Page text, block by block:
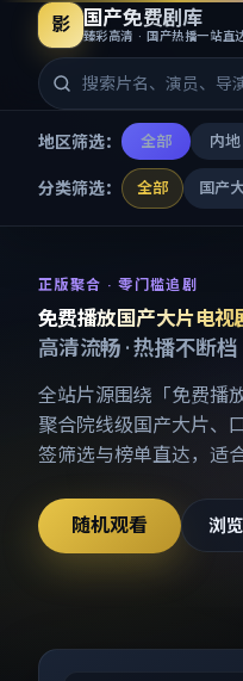
影 国产免费剧库
臻彩高清 · 国产热播一站直
地区筛选： 全部 内地
分类筛选： 全部 国产
正版聚合 · 零门槛追剧
免费播放国产大片电视
高清流畅 · 热播不断档
全站片源围绕「免费播
聚合院线级国产大片、
签筛选与榜单直达，适
随机观看 浏